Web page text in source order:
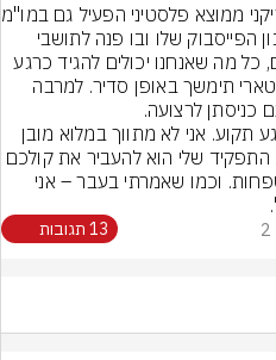
הרצועה: "תושבי רצועת עזה היקרים, כל מה שאנחנו יכולים להגיד כרגע
כניסתן לרצועה.
2 13 תגובות